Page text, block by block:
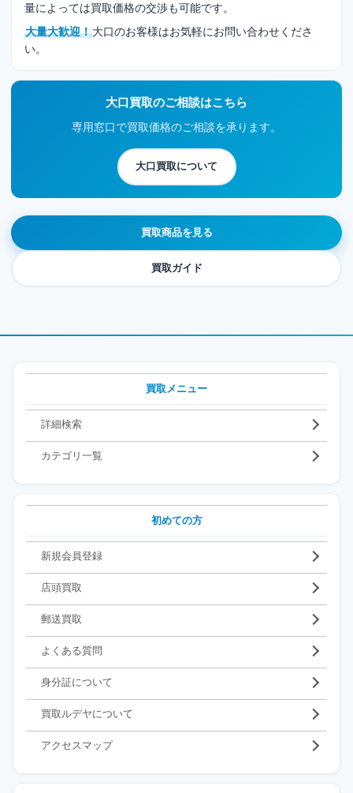
量によっては買取価格の交渉も可能です。
大量大歓迎！大口のお客様はお気軽にお問い合わせくださ
い。
大口買取のご相談はこちら
専用窓口で買取価格のご相談を承ります。
大口買取について
買取商品を見る
買取ガイド
買取メニュー
詳細検索
カテゴリ一覧
初めての方
新規会員登録
店頭買取
郵送買取
よくある質問
身分証について
買取ルデヤについて
アクセスマップ